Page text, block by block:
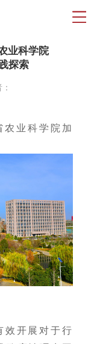
业科学院
探索
农业科学院加
效开展对于行